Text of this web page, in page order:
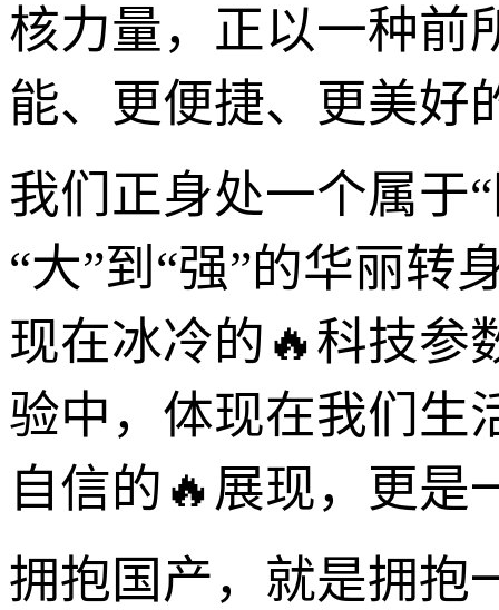
核力量，正以一种前
能、更便捷、更美好
我们正身处一个属于
“大”到“强”的华丽转
现在冰冷的🔥科技参
验中，体现在我们生
自信的🔥展现，更是
拥抱国产，就是拥抱